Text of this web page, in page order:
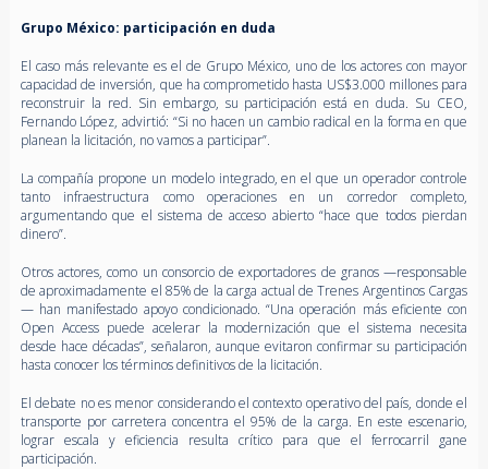
Grupo México: participación en duda
El caso más relevante es el de Grupo México, uno de los actores con mayor
capacidad de inversión, que ha comprometido hasta US$3.000 millones para
reconstruir la red. Sin embargo, su participación está en duda. Su CEO,
Fernando López, advirtió: “Si no hacen un cambio radical en la forma en que
planean la licitación, no vamos a participar”.
La compañía propone un modelo integrado, en el que un operador controle
tanto infraestructura como operaciones en un corredor completo,
argumentando que el sistema de acceso abierto “hace que todos pierdan
dinero”.
Otros actores, como un consorcio de exportadores de granos —responsable
de aproximadamente el 85% de la carga actual de Trenes Argentinos Cargas
— han manifestado apoyo condicionado. “Una operación más eficiente con
Open Access puede acelerar la modernización que el sistema necesita
desde hace décadas”, señalaron, aunque evitaron confirmar su participación
hasta conocer los términos definitivos de la licitación.
El debate no es menor considerando el contexto operativo del país, donde el
transporte por carretera concentra el 95% de la carga. En este escenario,
lograr escala y eficiencia resulta crítico para que el ferrocarril gane
participación.